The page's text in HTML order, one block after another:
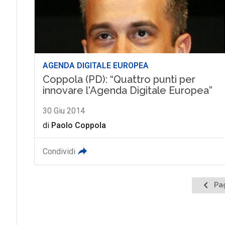
AGENDA DIGITALE EUROPEA
Coppola (PD): “Quattro punti per
innovare l'Agenda Digitale Europea”
30 Giu 2014
di Paolo Coppola
Condividi
Pagina